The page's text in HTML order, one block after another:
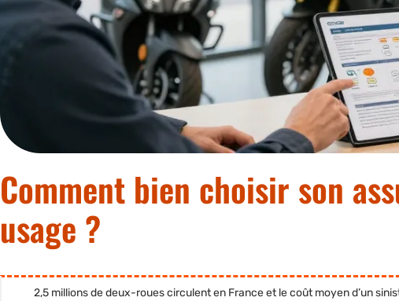
Comment bien choisir son
usage ?
2,5 millions de deux-roues circulent en France et le coût moyen d’un